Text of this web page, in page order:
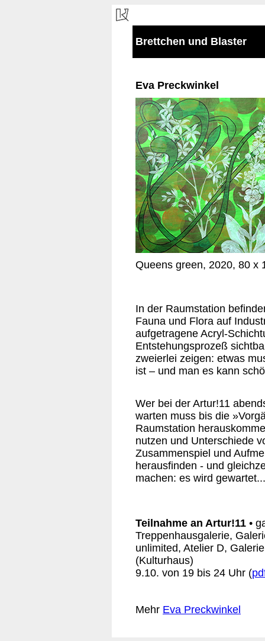
Brettchen und Blaster
Eva Preckwinkel
Queens green, 2020, 80 x
In der Raumstation
Fauna und Flora auf
aufgetragene Acryl-
Entstehungsprozeß
zweierlei zeigen: etwas
ist – und man es kann
Wer bei der Artur!11
warten muss bis die
Raumstation
nutzen und Unterschiede
Zusammenspiel und
herausfinden - und
machen: es wird gewartet...
Teilnahme an Artur!11 •
Treppenhausgalerie,
unlimited, Atelier D,
(Kulturhaus)
9.10. von 19 bis 24 Uhr (
Mehr Eva Preckwinkel